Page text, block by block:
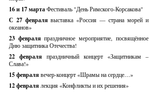
16 и 17 мартаФестиваль "День Римского-Корсакова"
С 27 февралявыставка «Россия — страна морей и
океанов»
23 февраляпраздничное мероприятие, посвящённое
Дню защитника Отечества!
22 февраля праздничный концерт «Защитникам –
Слава!»
15 февраля вечер-концерт «Шрамы на сердце…»
12 февраля лекция «Конфликты и их решения»